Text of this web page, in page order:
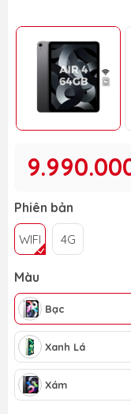
Phiên bản
WIFI 4G
Màu
Bạc
Xanh Lá
Xám